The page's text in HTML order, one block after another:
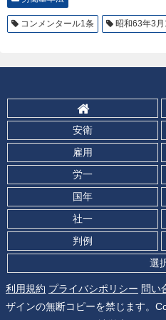
コンメンタール1条 昭和63年3
安衛
雇用
労一
国年
社一
判例
選
利用規約 プライバシポリシー 問い
ザインの無断コピーを禁じます。